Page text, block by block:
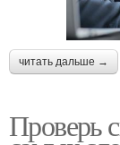
читать дальше →
Проверь